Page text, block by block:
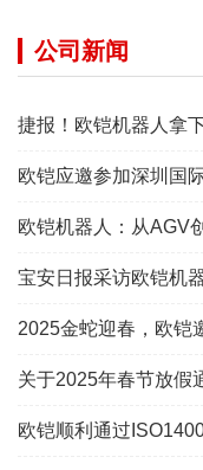
公司新闻
捷报！欧铠机器人拿
欧铠应邀参加深圳国际电
欧铠机器人：从AGV
宝安日报采访欧铠机
2025金蛇迎春，欧铠
关于2025年春节放假
欧铠顺利通过